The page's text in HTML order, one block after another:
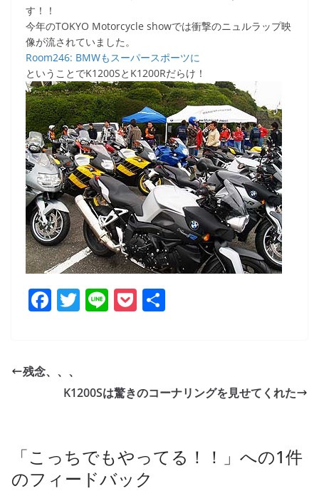
す！！
今年のTOKYO Motorcycle showでは衝撃のニュルラップ映
像が流されていました。
Room246: BMWもスーパースポーツに
ということでK1200SとK1200Rだらけ！
F
e
b
k
T Li P
残念、、、
K1200Sは驚きのコーナリングを見せてくれた
「こっちでもやってる！！ 」への1件
のフィードバック